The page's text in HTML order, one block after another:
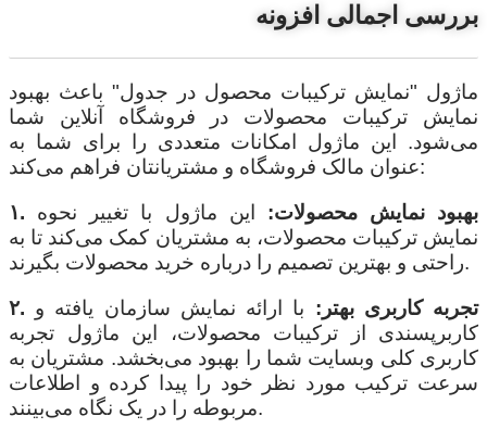
بررسی اجمالی افزونه
ماژول "نمایش ترکیبات محصول در جدول" باعث بهبود
نمایش ترکیبات محصولات در فروشگاه آنلاین شما
می‌شود. این ماژول امکانات متعددی را برای شما به
عنوان مالک فروشگاه و مشتریانتان فراهم می‌کند:
۱. بهبود نمایش محصولات: این ماژول با تغییر نحوه
نمایش ترکیبات محصولات، به مشتریان کمک می‌کند تا به
راحتی و بهترین تصمیم را درباره خرید محصولات بگیرند.
۲. تجربه کاربری بهتر: با ارائه نمایش سازمان یافته و
کاربرپسندی از ترکیبات محصولات، این ماژول تجربه
کاربری کلی وبسایت شما را بهبود می‌بخشد. مشتریان به
سرعت ترکیب مورد نظر خود را پیدا کرده و اطلاعات
مربوطه را در یک نگاه می‌بینند.